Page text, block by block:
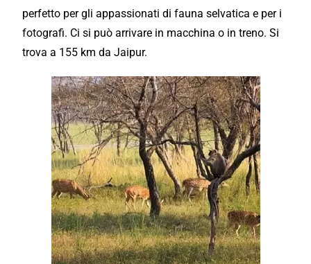
perfetto per gli appassionati di fauna selvatica e per i
fotografi. Ci si può arrivare in macchina o in treno. Si
trova a 155 km da Jaipur.